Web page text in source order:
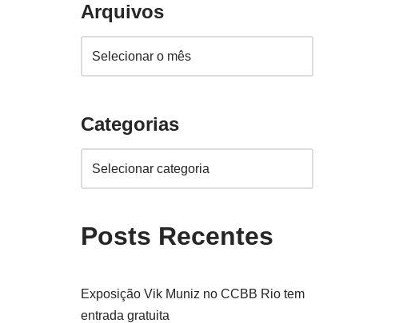
Arquivos
Categorias
Posts Recentes
Exposição Vik Muniz no CCBB Rio tem
entrada gratuita